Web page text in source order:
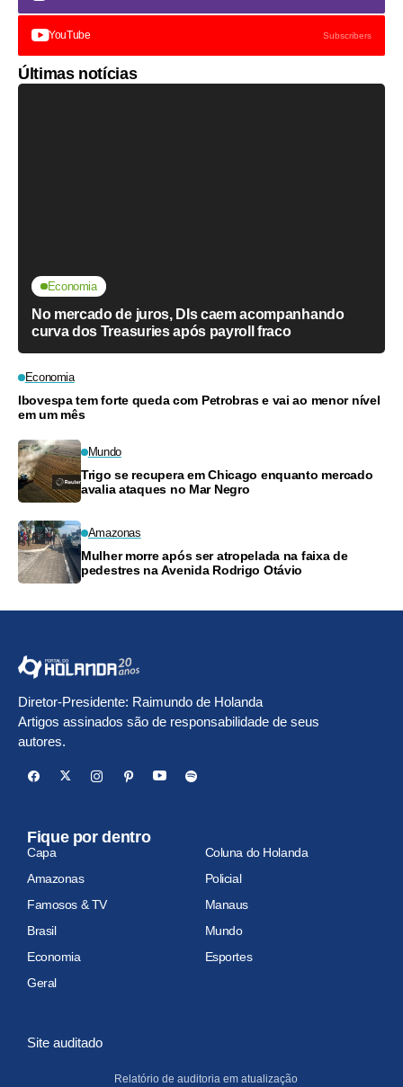
YouTube Subscribers
Últimas notícias
Economia
No mercado de juros, DIs caem acompanhando
curva dos Treasuries após payroll fraco
Economia
Ibovespa tem forte queda com Petrobras e vai ao menor nível
em um mês
Mundo
Trigo se recupera em Chicago enquanto mercado
avalia ataques no Mar Negro
Amazonas
Mulher morre após ser atropelada na faixa de
pedestres na Avenida Rodrigo Otávio
Diretor-Presidente: Raimundo de Holanda
Artigos assinados são de responsabilidade de seus
autores.
Fique por dentro
Capa
Coluna do Holanda
Amazonas
Policial
Famosos & TV
Manaus
Brasil
Mundo
Economia
Esportes
Geral
Site auditado
Relatório de auditoria em atualização